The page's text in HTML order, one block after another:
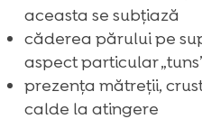
aceasta se subțiază
căderea părului pe
aspect particular
prezența mătreții,
calde la atingere